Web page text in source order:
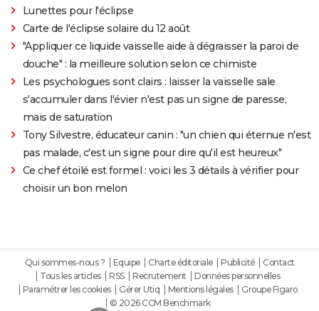
Lunettes pour l'éclipse
Carte de l'éclipse solaire du 12 août
"Appliquer ce liquide vaisselle aide à dégraisser la paroi de
douche" : la meilleure solution selon ce chimiste
Les psychologues sont clairs : laisser la vaisselle sale
s'accumuler dans l'évier n'est pas un signe de paresse,
mais de saturation
Tony Silvestre, éducateur canin : "un chien qui éternue n'est
pas malade, c'est un signe pour dire qu'il est heureux"
Ce chef étoilé est formel : voici les 3 détails à vérifier pour
choisir un bon melon
Qui sommes-nous ? Equipe Charte éditoriale Publicité
Contact
Tous les articles
RSS Recrutement
Données personnelles
Paramétrer les cookies
Gérer Utiq Mentions légales
Groupe Figaro
© 2026 CCM Benchmark